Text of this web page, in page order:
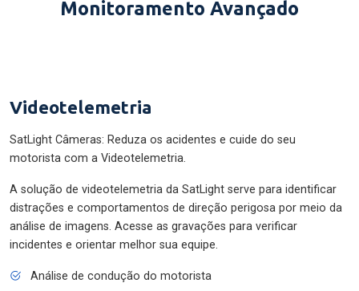
Monitoramento Avançado
Videotelemetria
SatLight Câmeras: Reduza os acidentes e cuide do seu
motorista com a Videotelemetria.
A solução de videotelemetria da SatLight serve para identificar
distrações e comportamentos de direção perigosa por meio da
análise de imagens. Acesse as gravações para verificar
incidentes e orientar melhor sua equipe.
Análise de condução do motorista